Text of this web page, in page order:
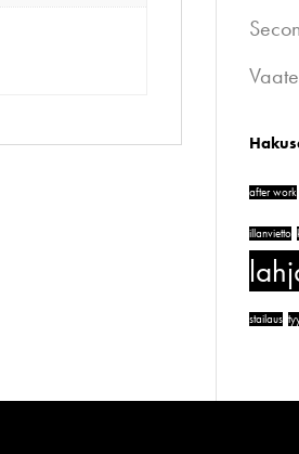
after work
illanvietto
stailaus